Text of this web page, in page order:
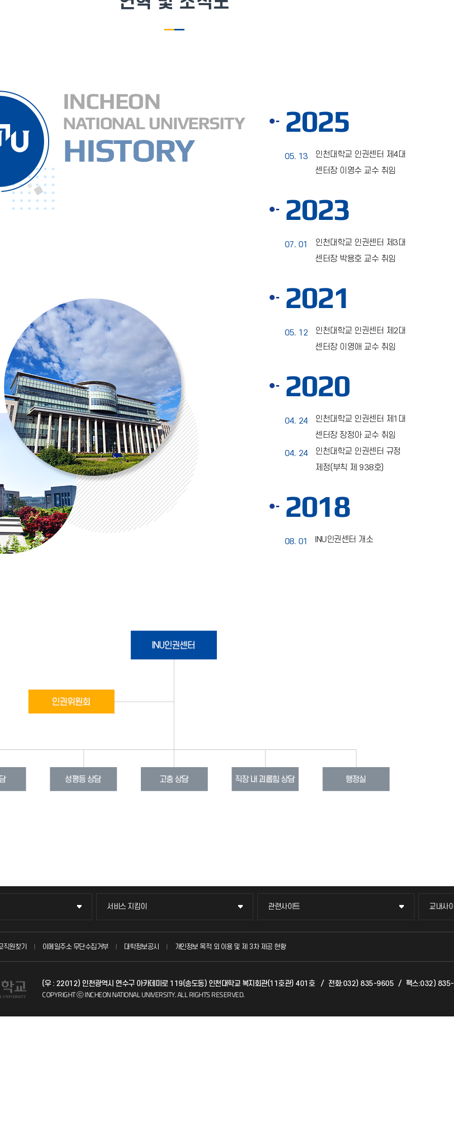
INCHEON
NATIONAL UNIVERSITY
HISTORY
2025
05. 13
인천대학교 인권센터 제4대
센터장 이영수 교수 취임
2023
07. 01
인천대학교 인권센터 제3대
센터장 박용호 교수 취임
2021
05. 12
인천대학교 인권센터 제2대
센터장 이영애 교수 취임
2020
04. 24
인천대학교 인권센터 제1대
센터장 장정아 교수 취임
04. 24
인천대학교 인권센터 규정
제정(부칙 제 938호)
2018
08. 01 INU인권센터 개소
서비스 지킴이
서비스 지킴이
묻고 답하기
자주 묻는 질문(FAQ)
관련사이트
관련사이트
국방헬프콜
산학협력단
교내사
교내사
교수회
국제교
직원찾기 이메일주소 무단수집거부 대학정보공시 개인정보 목적 외 이용 및 제 3차 제공 현황
(우 : 22012) 인천광역시 연수구 아카데미로 119(송도동) 인천대학교 복지회관(11호관) 401호 / 전화:032) 835-9605 / 팩스:032)
COPYRIGHT ⓒ INCHEON NATIONAL UNIVERSITY.ALL RIGHTS RESERVED.